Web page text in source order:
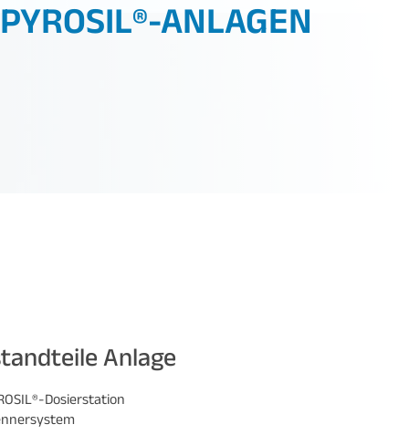
PYROSIL®-ANLAGEN
Anlage
Dosierstation